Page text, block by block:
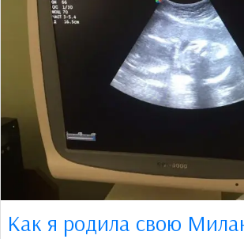
Как я родила свою